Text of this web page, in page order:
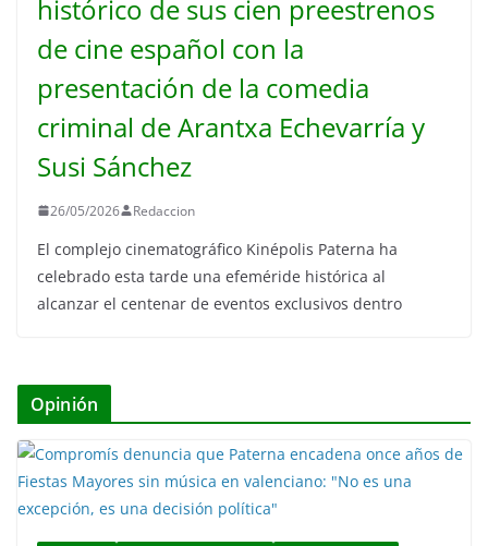
histórico de sus cien preestrenos
de cine español con la
presentación de la comedia
criminal de Arantxa Echevarría y
Susi Sánchez
26/05/2026 Redaccion
El complejo cinematográfico Kinépolis Paterna ha
celebrado esta tarde una efeméride histórica al
alcanzar el centenar de eventos exclusivos dentro
Opinión